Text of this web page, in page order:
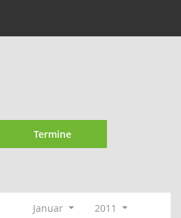
Termine
Januar
2011